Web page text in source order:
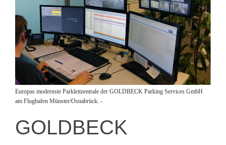
Europas modernste Parkleitzentrale der GOLDBECK Parking Services GmbH
am Flughafen Münster/Osnabrück. -
GOLDBECK